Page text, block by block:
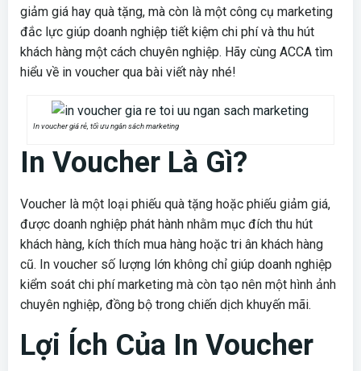
giảm giá hay quà tặng, mà còn là một công cụ marketing
đắc lực giúp doanh nghiệp tiết kiệm chi phí và thu hút
khách hàng một cách chuyên nghiệp. Hãy cùng ACCA tìm
hiểu về in voucher qua bài viết này nhé!
In voucher giá rẻ, tối ưu ngân sách marketing
In Voucher Là Gì?
Voucher là một loại phiếu quà tặng hoặc phiếu giảm giá,
được doanh nghiệp phát hành nhằm mục đích thu hút
khách hàng, kích thích mua hàng hoặc tri ân khách hàng
cũ. In voucher số lượng lớn không chỉ giúp doanh nghiệp
kiểm soát chi phí marketing mà còn tạo nên một hình ảnh
chuyên nghiệp, đồng bộ trong chiến dịch khuyến mãi.
Lợi Ích Của In Voucher